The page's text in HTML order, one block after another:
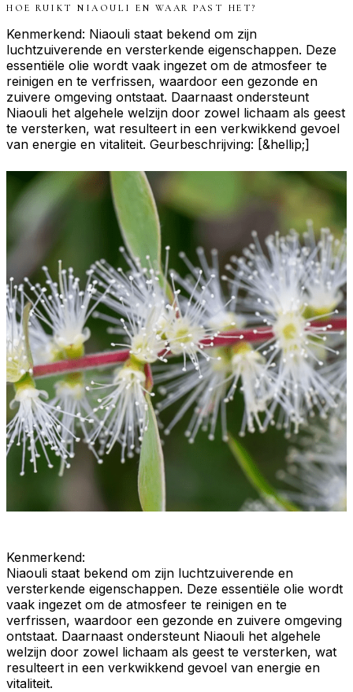
HOE RUIKT NIAOULI EN WAAR PAST HET?
Kenmerkend: Niaouli staat bekend om zijn
luchtzuiverende en versterkende eigenschappen. Deze
essentiële olie wordt vaak ingezet om de atmosfeer te
reinigen en te verfrissen, waardoor een gezonde en
zuivere omgeving ontstaat. Daarnaast ondersteunt
Niaouli het algehele welzijn door zowel lichaam als geest
te versterken, wat resulteert in een verkwikkend gevoel
van energie en vitaliteit. Geurbeschrijving: [&hellip;]
Kenmerkend:
Niaouli staat bekend om zijn luchtzuiverende en
versterkende eigenschappen. Deze essentiële olie wordt
vaak ingezet om de atmosfeer te reinigen en te
verfrissen, waardoor een gezonde en zuivere omgeving
ontstaat. Daarnaast ondersteunt Niaouli het algehele
welzijn door zowel lichaam als geest te versterken, wat
resulteert in een verkwikkend gevoel van energie en
vitaliteit.